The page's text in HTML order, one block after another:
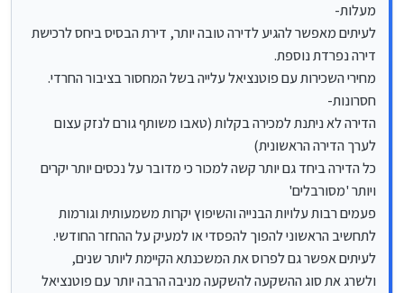
פוטנציאל השבחה בלי להכביד על ההחזר החודשי.
במקרה כזה-
בו אפשר להגיע לרכישה משמעותית יותר,
יש פעמים רבות עדיפות לרכישת דירה נוספת.
מעלות-
לעיתים מאפשר להגיע לדירה טובה יותר, דירת הבסיס ביחס לרכישת
דירה נפרדת נוספת.
מחירי השכירות עם פוטנציאל עלייה בשל המחסור בציבור החרדי.
חסרונות-
הדירה לא ניתנת למכירה בקלות (טאבו משותף גורם לנזק עצום
לערך הדירה הראשונית)
כל הדירה ביחד גם יותר קשה למכור כי מדובר על נכסים יותר יקרים
ויותר 'מסורבלים'
פעמים רבות עלויות הבנייה והשיפוץ יקרות משמעותית וגורמות
לתחשיב הראשוני להפוך להפסדי או למעיק על ההחזר החודשי.
לעיתים אפשר גם לפרוס את המשכנתא הקיימת ליותר שנים,
ולשרג את סוג ההשקעה להשקעה מניבה הרבה יותר עם פוטנציאל